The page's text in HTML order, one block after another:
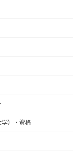
）・資格